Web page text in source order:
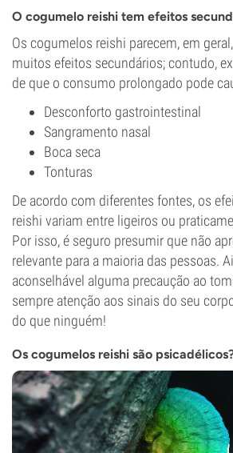
O cogumelo reishi tem efeitos
Os cogumelos reishi parecem, em
muitos efeitos secundários; contudo,
de que o consumo prolongado pode
Desconforto gastrointestinal
Sangramento nasal
Boca seca
Tonturas
De acordo com diferentes fontes, os
reishi variam entre ligeiros ou
Por isso, é seguro presumir que não
relevante para a maioria das pessoas.
aconselhável alguma precaução ao
sempre atenção aos sinais do seu
do que ninguém!
Os cogumelos reishi são